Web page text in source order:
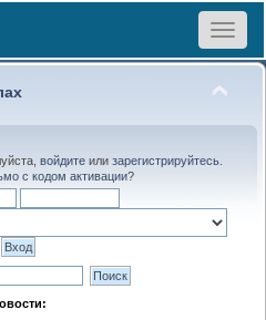
Toggle
войдитеили зарегистрируйтесь.
с кодом активации?